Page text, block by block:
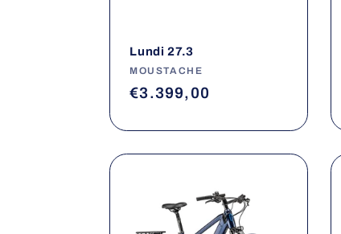
Lundi 27.3
Fournisseur :
MOUSTACHE
Prix
€3.399,00